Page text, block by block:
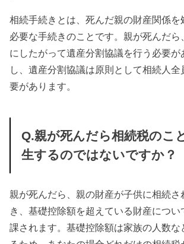
相続手続きとは、死んだ親の財産関係を
必要な手続きのことです。親が死んだら
にしたがって遺産分割協議を行う必要が
し、遺産分割協議は原則として相続人
要があります。
Q.親が死んだら相続税のこ
生するのではないですか？
親が死んだら、親の財産が子供に相続さ
き、基礎控除額を超えている財産につい
課されます。基礎控除額は家族の人数な